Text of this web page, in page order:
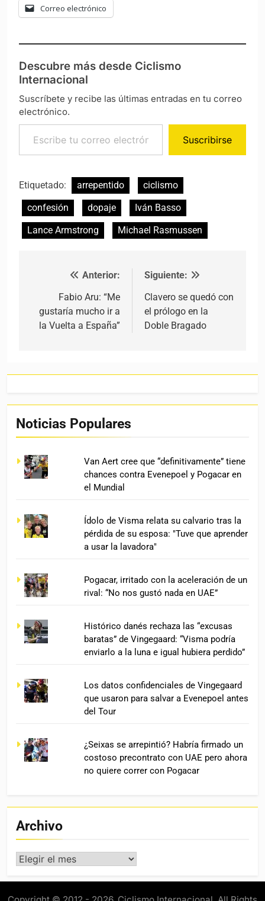
Correo electrónico
Descubre más desde Ciclismo
Internacional
Suscríbete y recibe las últimas entradas en tu correo
electrónico.
Escribe tu correo electrónico…
Suscribirse
Etiquetado: arrepentido
ciclismo
confesión
dopaje
Iván Basso
Lance Armstrong
Michael Rasmussen
Navegación de entradas
Anterior:
Fabio Aru: “Me
gustaría mucho ir a
la Vuelta a España”
Siguiente:
Clavero se quedó con
el prólogo en la
Doble Bragado
Noticias Populares
Van Aert cree que “definitivamente” tiene
chances contra Evenepoel y Pogacar en
el Mundial
Ídolo de Visma relata su calvario tras la
pérdida de su esposa: "Tuve que aprender
a usar la lavadora"
Pogacar, irritado con la aceleración de un
rival: “No nos gustó nada en UAE”
Histórico danés rechaza las “excusas
baratas” de Vingegaard: “Visma podría
enviarlo a la luna e igual hubiera perdido”
Los datos confidenciales de Vingegaard
que usaron para salvar a Evenepoel antes
del Tour
¿Seixas se arrepintió? Habría firmado un
costoso precontrato con UAE pero ahora
no quiere correr con Pogacar
Archivo
Archivo